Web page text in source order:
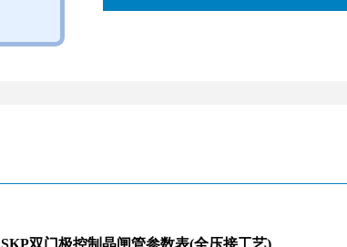
SKP双门极控制晶闸管参数表(全压接工艺)